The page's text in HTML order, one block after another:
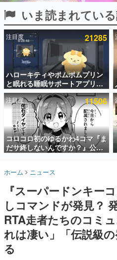
殿堂入り記事
SNS拡散数が数千以上
ど。多くの人々に読ま
事をまとめました。
ゲームの企画書
名作ゲームクリエイタ
聞きし、ヒットする企
きます。
赫本
この物語を解いてはい
の形をした短編ホラー
新世代に訊く
これからのデジタルゲ
の姿を追い、彼らのル
ゲームに多大な影響を
日本のコンテンツ産
画です。
日本モバイルゲー
日本のモバイルゲーム
ルを網羅するほか、開
解説を掲載。約20年
いま読まれてい
注目度 21285
ハローキティやポムポムプリン
と眠れる睡眠サポートアプリ
『ゆめたび』が配信中。キャラ
ごとのASMRや目覚ましアラー
ムも搭載
注目度 11506
コロコロ初のゆるかわ4コマ『ま
だサ終しないんですか？』公開
スタート。主人公は新入社員の
にトラブルへ対応する社員たち
ホーム ニュース
『スーパードンキー
しコマンドが発見？
RTA走者たちのコミ
れは凄い」「伝説級
る